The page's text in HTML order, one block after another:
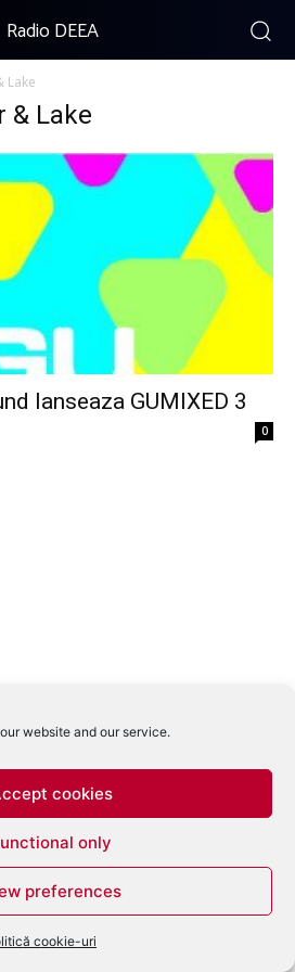
website and our service.
cookies
only
preferences
cookie-uri
Radio DEEA
Lake
& Lake
lanseaza GUMIXED 3
0